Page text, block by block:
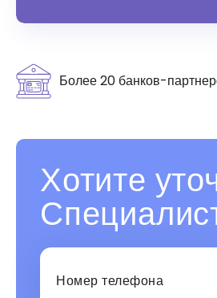
Более 20 банков-
Хотите